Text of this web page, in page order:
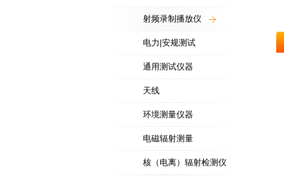
射频录制播放仪
电力|安规测试
通用测试仪器
天线
环境测量仪器
电磁辐射测量
核（电离）辐射检测仪